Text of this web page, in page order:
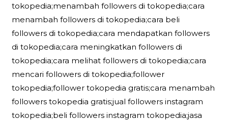
tokopedia;menambah followers di tokopedia;cara
menambah followers di tokopedia;cara beli
followers di tokopedia;cara mendapatkan followers
di tokopedia;cara meningkatkan followers di
tokopedia;cara melihat followers di tokopedia;cara
mencari followers di tokopedia;follower
tokopedia;follower tokopedia gratis;cara menambah
followers tokopedia gratis;jual followers instagram
tokopedia;beli followers instagram tokopedia;jasa